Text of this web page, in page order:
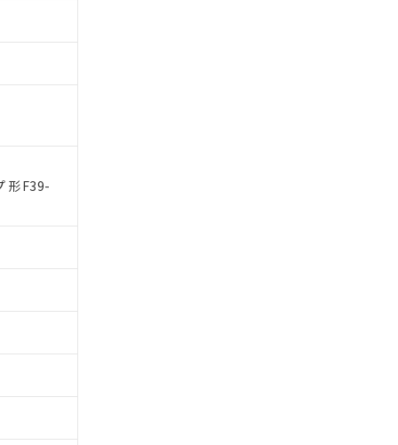
形F39-
御機器販売店・
ようお願いしま
ズにご登録され
社の共同利用者
とをご了承くだ
はありません。
品に未対応品が
年1月12日よ
ない年数を意
これらの製造装
、取り引きをい